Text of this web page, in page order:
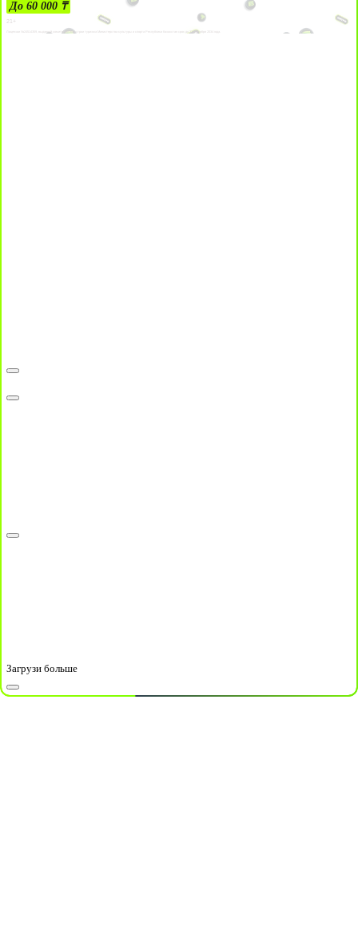
До 60 000 ₸
21+
Лицензии №24514359, выданной комитетом индустрии туризма Министерства культуры и спорта Республики Казахстан срок до 27 сентября 2034 года.
Загрузи больше